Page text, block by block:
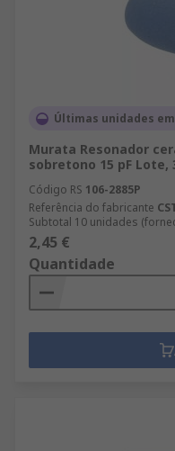
Últimas unidades
Murata Resonador
sobretono 15 pF Lote,
Código RS 106-2885P
Referência do fabricante
Subtotal 10 unidades
2,45 €
Quantidade